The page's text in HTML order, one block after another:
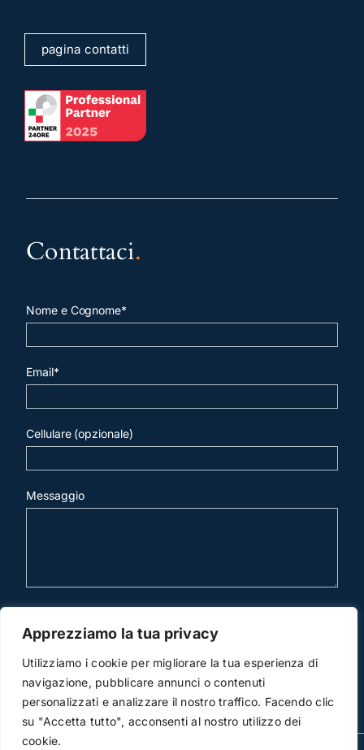
Apprezziamo la tua privacy
Utilizziamo i cookie per migliorare la tua esperienza di
navigazione, pubblicare annunci o contenuti
personalizzati e analizzare il nostro traffico. Facendo clic
su "Accetta tutto", acconsenti al nostro utilizzo dei
cookie.
pagina contatti
Contattaci.
Nome e Cognome*
Email*
Cellulare (opzionale)
Messaggio
invia mail